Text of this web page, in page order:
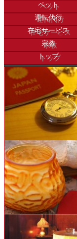
ペット
運転代行
在宅サービス
宗教
トップ